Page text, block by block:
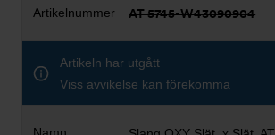
AT 5745-W43090904
Artikeln har utgått
Viss avvikelse kan förekomma